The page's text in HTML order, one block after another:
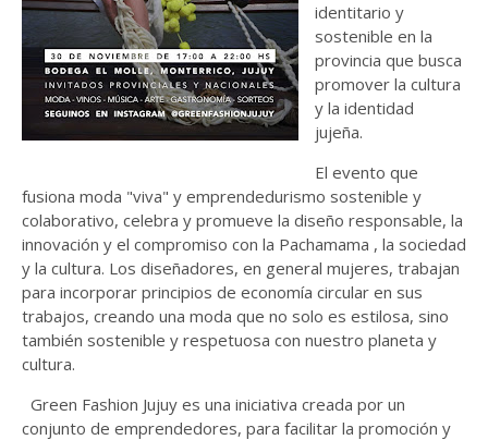
identitario y
sostenible en la
provincia que busca
promover la cultura
y la identidad
jujeña.
El evento que
fusiona moda "viva" y emprendedurismo sostenible y
colaborativo, celebra y promueve la diseño responsable, la
innovación y el compromiso con la Pachamama , la sociedad
y la cultura. Los diseñadores, en general mujeres, trabajan
para incorporar principios de economía circular en sus
trabajos, creando una moda que no solo es estilosa, sino
también sostenible y respetuosa con nuestro planeta y
cultura.
Green Fashion Jujuy es una iniciativa creada por un
conjunto de emprendedores, para facilitar la promoción y